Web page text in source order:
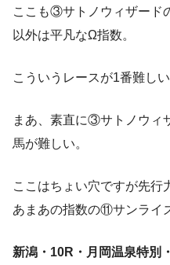
ここも③サトノウィザード
以外は平凡なΩ指数。
こういうレースが1番難しい
まあ、素直に③サトノウィ
馬が難しい。
ここはちょい穴ですが先行
あまあの指数の⑪サンライ
新潟・10R・月岡温泉特別